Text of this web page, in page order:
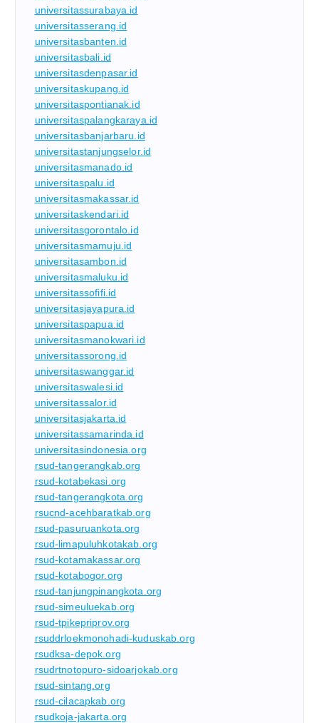
universitassurabaya.id
universitasserang.id
universitasbanten.id
universitasbali.id
universitasdenpasar.id
universitaskupang.id
universitaspontianak.id
universitaspalangkaraya.id
universitasbanjarbaru.id
universitastanjungselor.id
universitasmanado.id
universitaspalu.id
universitasmakassar.id
universitaskendari.id
universitasgorontalo.id
universitasmamuju.id
universitasambon.id
universitasmaluku.id
universitassofifi.id
universitasjayapura.id
universitaspapua.id
universitasmanokwari.id
universitassorong.id
universitaswanggar.id
universitaswalesi.id
universitassalor.id
universitasjakarta.id
universitassamarinda.id
universitasindonesia.org
rsud-tangerangkab.org
rsud-kotabekasi.org
rsud-tangerangkota.org
rsucnd-acehbaratkab.org
rsud-pasuruankota.org
rsud-limapuluhkotakab.org
rsud-kotamakassar.org
rsud-kotabogor.org
rsud-tanjungpinangkota.org
rsud-simeuluekab.org
rsud-tpikepriprov.org
rsuddrloekmonohadi-kuduskab.org
rsudksa-depok.org
rsudrtnotopuro-sidoarjokab.org
rsud-sintang.org
rsud-cilacapkab.org
rsudkoja-jakarta.org